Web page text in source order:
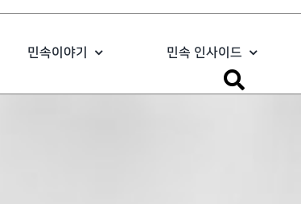
민속이야기 민속 인사이드